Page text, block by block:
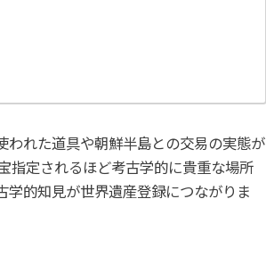
われた道具や朝鮮半島との交易の実態が
指定されるほど考古学的に貴重な場所
学的知見が世界遺産登録につながりま